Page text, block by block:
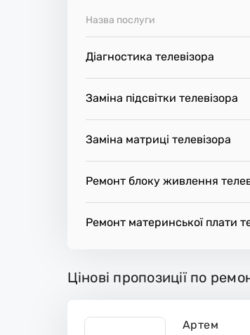
Назва послуги
Діагностика телевізора
Заміна підсвітки телевізора
Заміна матриці телевізора
Ремонт блоку живлення
Ремонт материнської плати
Цінові пропозиції по
Артем